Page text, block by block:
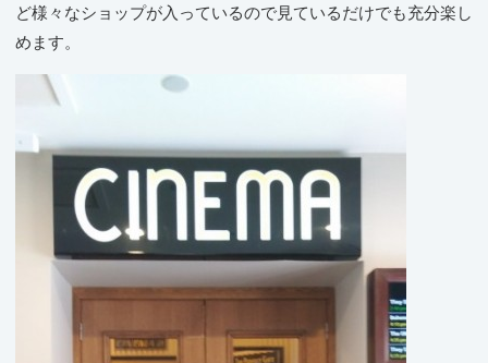
ど様々なショップが入っているので見ているだけでも充分楽し
めます。